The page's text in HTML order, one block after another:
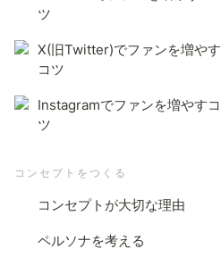
ツ
X(旧Twitter)でファンを増やす
コツ
Instagramでファンを増やすコ
ツ
コンセプトをつくる
コンセプトが大切な理由
ペルソナを考える